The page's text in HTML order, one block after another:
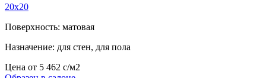
20x20
Поверхность: матовая
Назначение: для стен, для пола
Цена от 5 462 c/м2